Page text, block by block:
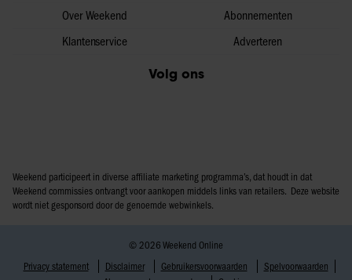
Over Weekend
Klantenservice
Abonnementen
Adverteren
Volg ons
Weekend participeert in diverse affiliate marketing programma’s, dat houdt in dat
Weekend commissies ontvangt voor aankopen middels links van retailers. Deze website
wordt niet gesponsord door de genoemde webwinkels.
© 2026 Weekend Online
Privacy statement
Disclaimer Gebruikersvoorwaarden
Spelvoorwaarden